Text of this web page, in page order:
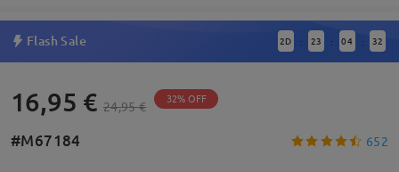
Flash Sale 2D : 23 : 04 : 31
16,95 € 24,95 € 32% OFF
#M67184 652